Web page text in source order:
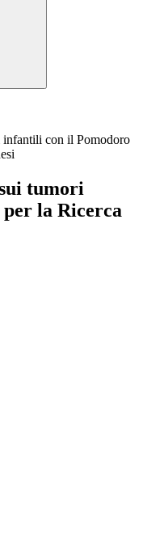
infantili con il Pomodoro
tumori
la Ricerca